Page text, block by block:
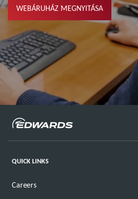
WEBÁRUHÁZ MEGNYITÁSA
QUICK LINKS
Careers